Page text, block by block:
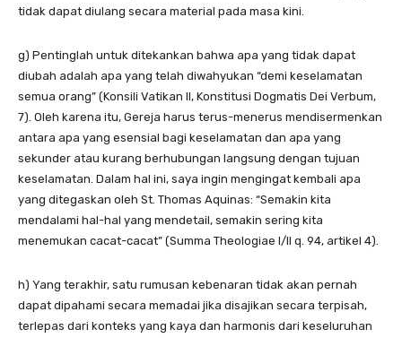
tidak dapat diulang secara material pada masa kini.
g) Pentinglah untuk ditekankan bahwa apa yang tidak dapat
diubah adalah apa yang telah diwahyukan “demi keselamatan
semua orang” (Konsili Vatikan II, Konstitusi Dogmatis Dei Verbum,
7). Oleh karena itu, Gereja harus terus-menerus mendisermenkan
antara apa yang esensial bagi keselamatan dan apa yang
sekunder atau kurang berhubungan langsung dengan tujuan
keselamatan. Dalam hal ini, saya ingin mengingat kembali apa
yang ditegaskan oleh St. Thomas Aquinas: “Semakin kita
mendalami hal-hal yang mendetail, semakin sering kita
menemukan cacat-cacat” (Summa Theologiae I/II q. 94, artikel 4).
h) Yang terakhir, satu rumusan kebenaran tidak akan pernah
dapat dipahami secara memadai jika disajikan secara terpisah,
terlepas dari konteks yang kaya dan harmonis dari keseluruhan